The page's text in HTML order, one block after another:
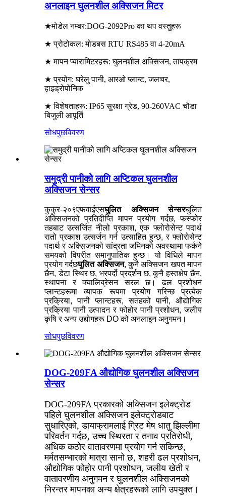
अनलाइन घुलनशील अक्सिजन मिटर
★मोडेल नम्बर:DOG-2092Pro का थप वस्तुहरू
★ प्रोटोकल: मोडबस RTU RS485 वा 4-20mA
★ मापन प्यारामिटरहरू: घुलनशील अक्सिजन, तापक्रम
★ प्रयोग: घरेलु पानी, आरओ प्लान्ट, जलचर,
हाइड्रोपोनिक
★ विशेषताहरू: IP65 सुरक्षा ग्रेड, 90-260VAC चौडा
बिजुली आपूर्ति
सोधपुछविवरण
समुद्री पानीको लागि अप्टिकल घुलनशील
अक्सिजन सेन्सर
कुकुर-२०९एफवाईएसघुलित अक्सिजन सेन्सरघुलित
अक्सिजनको प्रतिदीप्ति मापन प्रयोग गर्दछ, फस्फोर
तहबाट उत्सर्जित नीलो प्रकाश, एक फ्लोरोसेन्ट पदार्थ
रातो प्रकाश उत्सर्जन गर्न उत्साहित हुन्छ, र फ्लोरोसेन्ट
पदार्थ र अक्सिजनको सांद्रता जमिनको अवस्थामा फर्कने
समयको विपरीत समानुपातिक हुन्छ। यो विधिले मापन
प्रयोग गर्दछघुलित अक्सिजन, कुनै अक्सिजन खपत मापन
छैन, डेटा स्थिर छ, भरपर्दो प्रदर्शन छ, कुनै हस्तक्षेप छैन,
स्थापना र क्यालिब्रेसन सरल छ। ढल प्रशोधन
प्लान्टहरूमा व्यापक रूपमा प्रयोग गरिन्छ प्रत्येक
प्रक्रिया, पानी प्लान्टहरू, सतहको पानी, औद्योगिक
प्रक्रिया पानी उत्पादन र फोहोर पानी प्रशोधन, जलीय
कृषि र अन्य उद्योगहरू DO को अनलाइन अनुगमन।
सोधपुछविवरण
DOG-209FA औद्योगिक घुलनशील अक्सिजन
सेन्सर
DOG-209FA प्रकारको अक्सिजन इलेक्ट्रोड
पहिले घुलनशील अक्सिजन इलेक्ट्रोडबाट
सुधारिएको, डायाफ्रामलाई ग्रिट मेष धातु झिल्लीमा
परिवर्तन गर्दछ, उच्च स्थिरता र तनाव प्रतिरोधी,
अधिक कठोर वातावरणमा प्रयोग गर्न सकिन्छ,
मर्मतसम्भारको मात्रा सानो छ, शहरी ढल प्रशोधन,
औद्योगिक फोहोर पानी प्रशोधन, जलीय खेती र
वातावरणीय अनुगमन र घुलनशील अक्सिजनको
निरन्तर मापनका अन्य क्षेत्रहरूको लागि उपयुक्त।